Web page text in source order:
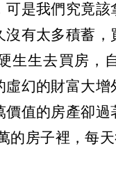
是我們究竟
有太多積蓄，
生生去買房，
虛幻的財富大
值的房產卻
的房子裡，每